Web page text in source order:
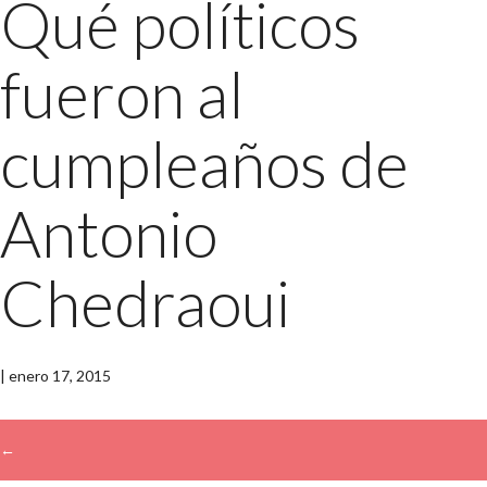
Qué políticos
fueron al
cumpleaños de
Antonio
Chedraoui
| enero 17, 2015
←